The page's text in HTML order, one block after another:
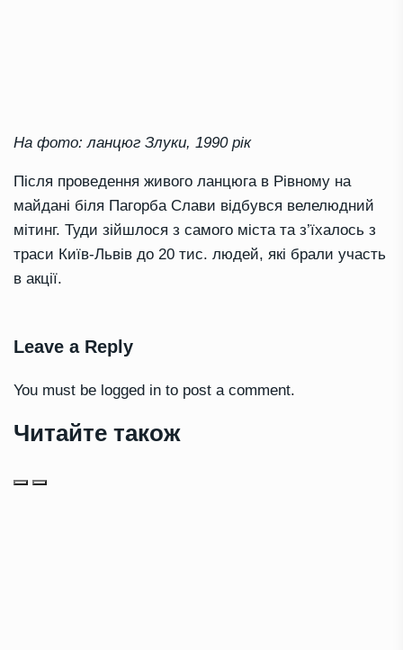
На фото: ланцюг Злуки, 1990 рік
Після проведення живого ланцюга в Рівному на
майдані біля Пагорба Слави відбувся велелюдний
мітинг. Туди зійшлося з самого міста та з’їхалось з
траси Київ-Львів до 20 тис. людей, які брали участь
в акції.
Leave a Reply
You must be logged in to post a comment.
Читайте також